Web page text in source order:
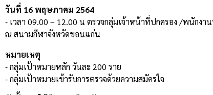
วันที่ 16 พฤษภาคม 2564
⁃ เวลา 09.00 – 12.00 น ตรวจกลุ่มเจ้าหน้าที่ปกครอง /พนักงา
ณ สนามกีฬาจังหวัดขอนแก่น
หมายเหตุ
⁃ กลุ่มเป้าหมายหลัก วันละ 200 ราย
⁃ กลุ่มเป้าหมายเข้ารับการตรวจด้วยความสมัครใจ